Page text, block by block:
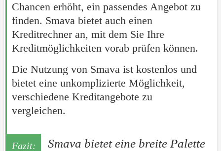
Chancen erhöht, ein passendes Angebot zu
finden. Smava bietet auch einen
Kreditrechner an, mit dem Sie Ihre
Kreditmöglichkeiten vorab prüfen können.
Die Nutzung von Smava ist kostenlos und
bietet eine unkomplizierte Möglichkeit,
verschiedene Kreditangebote zu
vergleichen.
Smava bietet eine breite Palette